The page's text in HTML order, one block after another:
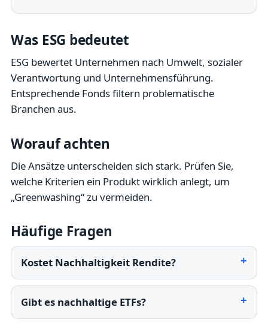
Was ESG bedeutet
ESG bewertet Unternehmen nach Umwelt, sozialer
Verantwortung und Unternehmensführung.
Entsprechende Fonds filtern problematische
Branchen aus.
Worauf achten
Die Ansätze unterscheiden sich stark. Prüfen Sie,
welche Kriterien ein Produkt wirklich anlegt, um
„Greenwashing“ zu vermeiden.
Häufige Fragen
Kostet Nachhaltigkeit Rendite?
Gibt es nachhaltige ETFs?